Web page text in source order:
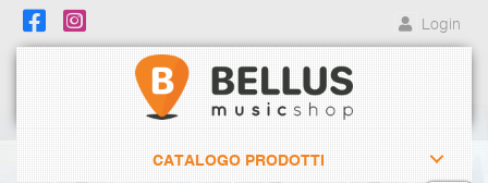
Login
CATALOGO PRODOTTI